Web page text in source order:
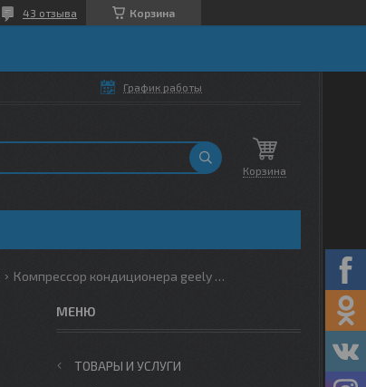
Корзина
43 отзыва
График работы
Корзина
Компрессор кондиционера geely emgrand ss11 21-, belgee s50 24-
ТОВАРЫ И УСЛУГИ